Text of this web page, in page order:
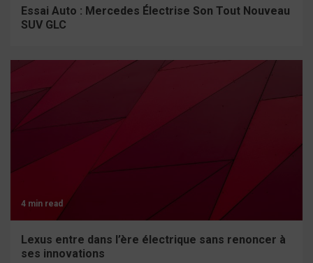
Essai Auto : Mercedes Électrise Son Tout Nouveau
SUV GLC
4 min read
Lexus entre dans l’ère électrique sans renoncer à
ses innovations